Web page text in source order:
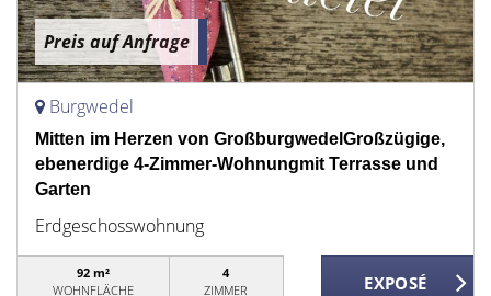
Preis auf Anfrage
Burgwedel
Mitten im Herzen von GroßburgwedelGroßzügige,
ebenerdige 4-Zimmer-Wohnungmit Terrasse und
Garten
Erdgeschosswohnung
92 m²
WOHNFLÄCHE
4
ZIMMER